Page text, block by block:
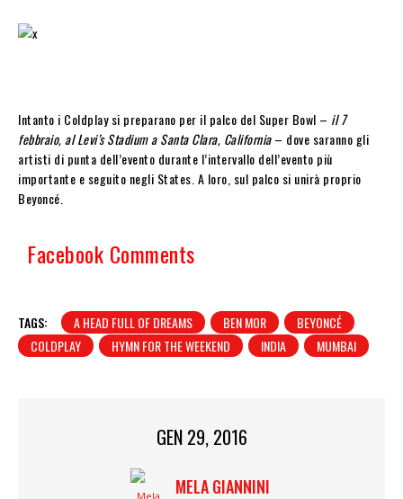
Intanto i Coldplay si preparano per il palco del Super Bowl – il 7
febbraio, al Levi’s Stadium a Santa Clara, California– dove saranno gli
artisti di punta dell’evento durante l’intervallo dell’evento più
importante e seguito negli States. A loro, sul palco si unirà proprio
Beyoncé.
Facebook Comments
TAGS: A HEAD FULL OF DREAMS BEN MOR
BEYONCÉ
COLDPLAY
HYMN FOR THE WEEKEND INDIA MUMBAI
GEN 29, 2016
MELA GIANNINI